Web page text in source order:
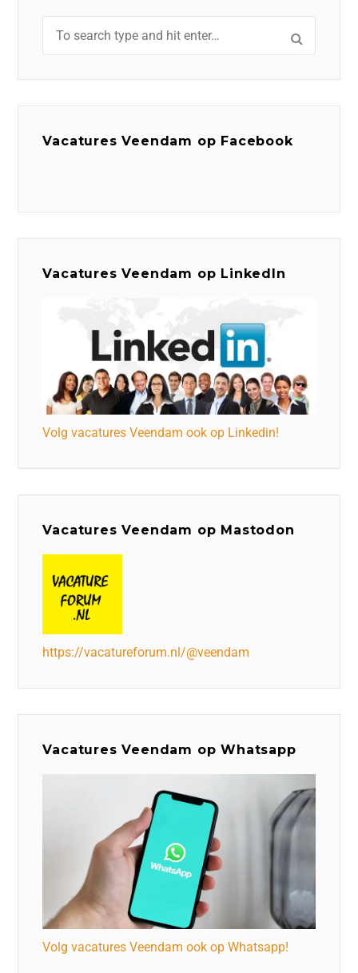
Vacatures Veendam op Facebook
Vacatures Veendam op LinkedIn
Volg vacatures Veendam ook op Linkedin!
Vacatures Veendam op Mastodon
https://vacatureforum.nl/@veendam
Vacatures Veendam op Whatsapp
Volg vacatures Veendam ook op Whatsapp!